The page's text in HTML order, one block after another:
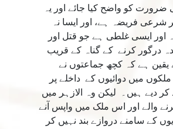
ضرورت کو واضح کیا جائے اور یہ
شرعی فریضہ ہے، اور ایسا نہ
اور ایسی غلطی ہے جو قتل اور
درگور کرنے کے گناہ کے قریب
یقین ہے کہ کچھ جماعتوں نے
ملکوں میں دوائیوں کے داخلے پر
کر دیے ہیں۔ لیکن وہ الازہر میں
والے اور اس ملک میں واپس آنے
کے سامنے دروازے بند نہیں کر